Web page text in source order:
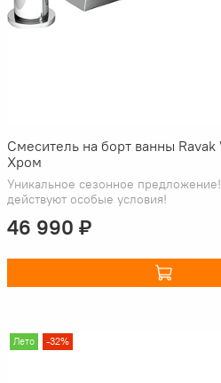
Смеситель на борт ванны
Хром
Уникальное сезонное
действуют особые условия!
46 990 ₽
Лето -32%